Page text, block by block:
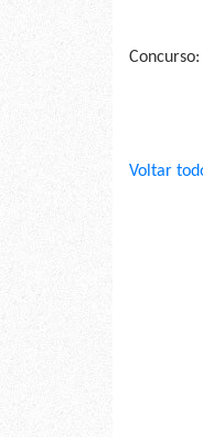
Concurso:
Voltar